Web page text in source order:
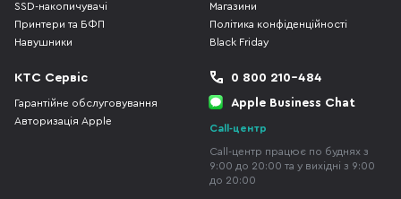
SSD-накопичувачі
Принтери та БФП
Навушники
Магазини
Політика конфіденційності
Black Friday
КТС Сервіс
Гарантійне обслуговування
Авторизація Apple
0 800 210-484
Apple Business Chat
Call-центр
Call-центр працює по буднях з
9:00 до 20:00 та у вихідні з 9:00
до 20:00